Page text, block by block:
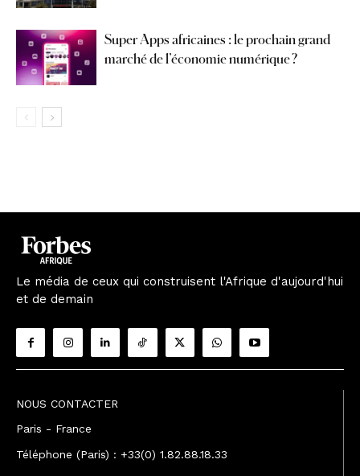
Super Apps africaines : le prochain grand
marché de l’économie numérique ?
Le média de ceux qui construisent l'Afrique d'aujourd'hui
et de demain
NOUS CONTACTER
Paris - France
Téléphone (Paris) : +33(0) 1.82.88.18.33